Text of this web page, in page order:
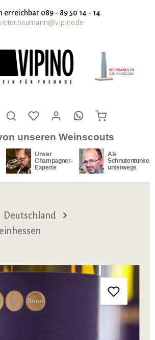
erreichbar 089 - 89 50 14 - 14
unseren Weinscouts
Unser
Champagner-
Experte
Als
Schnutentunker
unterwegs
Deutschland